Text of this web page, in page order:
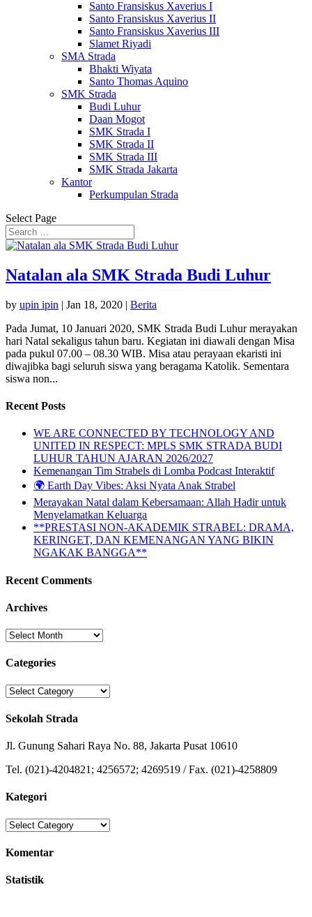
Santo Fransiskus Xaverius I
Santo Fransiskus Xaverius II
Santo Fransiskus Xaverius III
Slamet Riyadi
SMA Strada
Bhakti Wiyata
Santo Thomas Aquino
SMK Strada
Budi Luhur
Daan Mogot
SMK Strada I
SMK Strada II
SMK Strada III
SMK Strada Jakarta
Kantor
Perkumpulan Strada
Select Page
Natalan ala SMK Strada Budi Luhur
by upin ipin | Jan 18, 2020 | Berita
Pada Jumat, 10 Januari 2020, SMK Strada Budi Luhur merayakan
hari Natal sekaligus tahun baru. Kegiatan ini diawali dengan Misa
pada pukul 07.00 – 08.30 WIB. Misa atau perayaan ekaristi ini
diwajibka bagi seluruh siswa yang beragama Katolik. Sementara
siswa non...
Recent Posts
WE ARE CONNECTED BY TECHNOLOGY AND
UNITED IN RESPECT: MPLS SMK STRADA BUDI
LUHUR TAHUN AJARAN 2026/2027
Kemenangan Tim Strabels di Lomba Podcast Interaktif
🌍 Earth Day Vibes: Aksi Nyata Anak Strabel
Merayakan Natal dalam Kebersamaan: Allah Hadir untuk
Menyelamatkan Keluarga
**PRESTASI NON-AKADEMIK STRABEL: DRAMA,
KERINGET, DAN KEMENANGAN YANG BIKIN
NGAKAK BANGGA**
Recent Comments
Archives
Archives
Categories
Categories
Sekolah Strada
Jl. Gunung Sahari Raya No. 88, Jakarta Pusat 10610
Tel. (021)-4204821; 4256572; 4269519 / Fax. (021)-4258809
Kategori
Kategori
Komentar
Statistik